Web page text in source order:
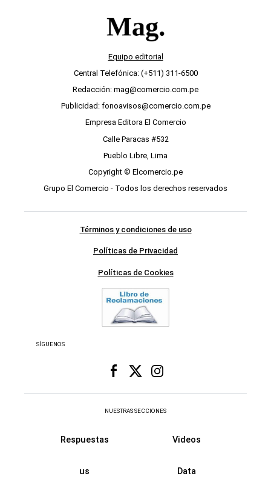
Equipo editorial
Central Telefónica: (+511) 311-6500
Redacción: mag@comercio.com.pe
Publicidad: fonoavisos@comercio.com.pe
Empresa Editora El Comercio
Calle Paracas #532
Pueblo Libre, Lima
Copyright © Elcomercio.pe
Grupo El Comercio - Todos los derechos reservados
Términos y condiciones de uso
Políticas de Privacidad
Políticas de Cookies
SÍGUENOS
NUESTRAS SECCIONES
Respuestas Videos
us Data